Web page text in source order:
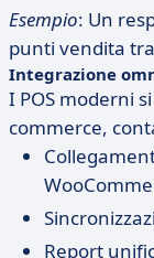
Esempio: Un
punti vendita
Integrazione
I POS moderni
commerce,
Report